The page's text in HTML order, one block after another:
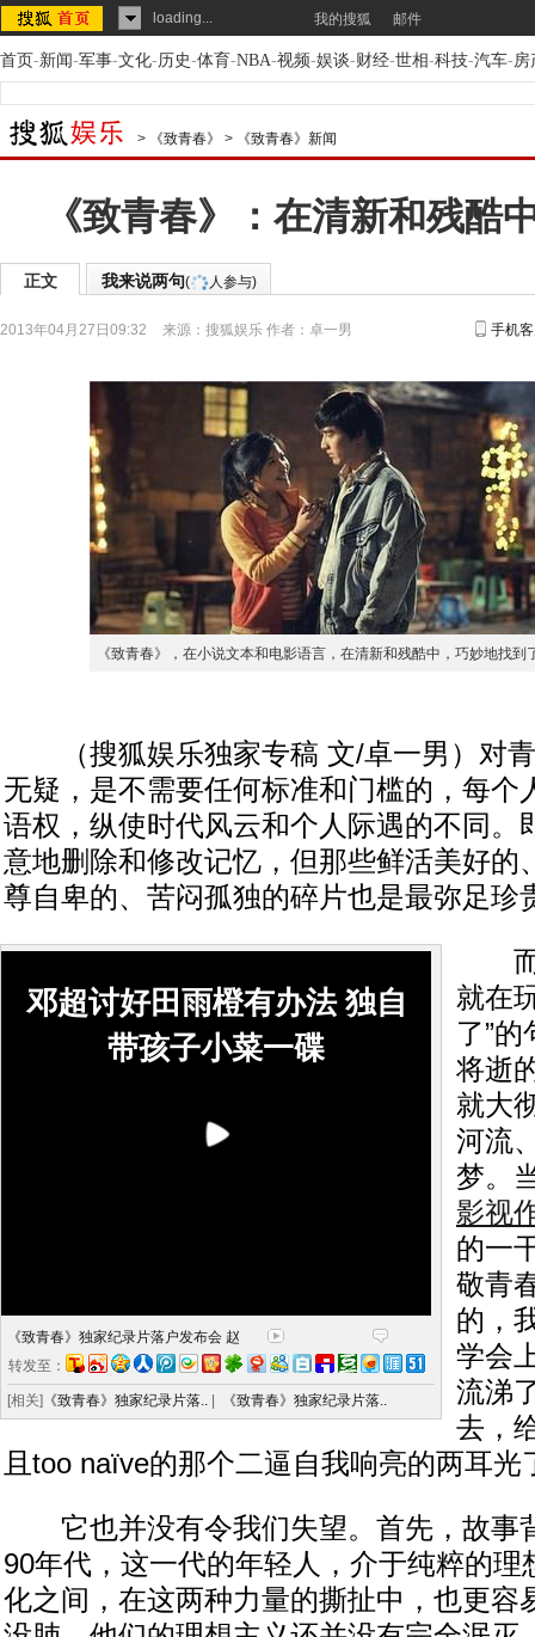
loading... 我的搜狐 邮件
首页-新闻-军事-文化-历史-体育-NBA-视频-娱谈-财经-世相-科技-汽车-房
> 《致青春》 > 《致青春》新闻
《致青春》：在清新和残酷
正文 我来说两句( 人参与)
2013年04月27日09:32 来源： 搜狐娱乐 作者：卓一男 手机
《致青春》，在小说文本和电影语言，在清新和残酷中，巧妙地找到
（搜狐娱乐独家专稿 文/卓一男）对青
无疑，是不需要任何标准和门槛的，每个
语权，纵使时代风云和个人际遇的不同。
意地删除和修改记忆，但那些鲜活美好的
尊自卑的、苦闷孤独的碎片也是最弥足珍
邓超讨好田雨橙有办法 独自
带孩子小菜一碟
《致青春》独家纪录片落户发布会 赵
转发至：
[相关] 《致青春》独家纪录片落.. 《致青春》独家纪录片落..
而
就在
了”
将逝
就大
河流
梦。
影视
的一
敬青
的，
学会
流涕
去，
且too naïve的那个二逼自我响亮的两耳光
它也并没有令我们失望。首先，故事
90年代，这一代的年轻人，介于纯粹的理
化之间，在这两种力量的撕扯中，也更容